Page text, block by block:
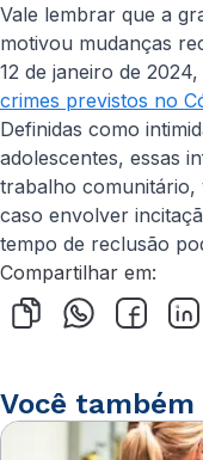
Vale lembrar que a
motivou mudanças
12 de janeiro de
crimes previstos no
Definidas como
adolescentes, essas
trabalho comunitário,
caso envolver
tempo de reclusão
Compartilhar em:
Você